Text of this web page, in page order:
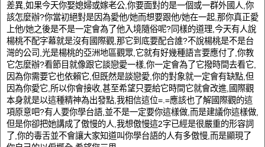
差異,如果今天你娶媳婦或嫁老公,你要面對的是一個或一群外國人,你
該怎麼辦?你當初絕對是因為愛他/她而想要跟他/她在一起,那你真正愛
上他/她之後是不是一定會為了他入境隨俗呢?同樣的道理,今天有人說
楊桃不配字幕就是沒有國際觀,那它到底要配合誰?不說楊桃是不是台
灣的公司,光是楊桃的亞洲地區觀眾,它就有好幾種語言要應付了,你教
它怎麼辦?看節目就像跟它談戀愛一樣,你一定會為了它撥時間去看它,
因為你需要它也依賴它,但既然是談戀愛,你的對象就一定會有缺點,但
因為你愛它,所以你會接收,甚至希望只要給它時間它就會改進,國際觀
本身就是以這種精神為出發點,我相信這位=.=應該也了解國際觀的這
項原意吧?有人要你學台語,並不是一定要你這樣做,而是建議你這樣做,
但是你卻把她講成了傲慢的人,我想傲慢這2字已經是很嚴重的形容詞
了,你的毒舌並不會讓大家知道叫你學台語的人有多傲慢,而是顯現了